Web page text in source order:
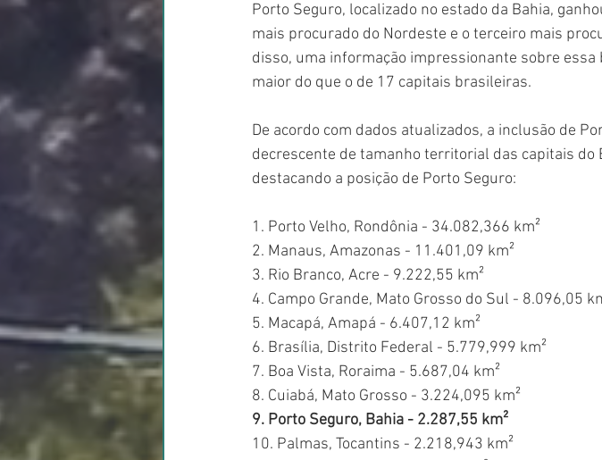
Porto Seguro, localizado no estado da Bahia,
mais procurado do Nordeste e o terceiro mais
disso, uma informação impressionante sobre
maior do que o de 17 capitais brasileiras.
De acordo com dados atualizados, a inclusão de
decrescente de tamanho territorial das capitais do
destacando a posição de Porto Seguro:
1. Porto Velho, Rondônia - 34.082,366 km²
2. Manaus, Amazonas - 11.401,09 km²
3. Rio Branco, Acre - 9.222,55 km²
4. Campo Grande, Mato Grosso do Sul - 8.096,05
5. Macapá, Amapá - 6.407,12 km²
6. Brasília, Distrito Federal - 5.779,999 km²
7. Boa Vista, Roraima - 5.687,04 km²
8. Cuiabá, Mato Grosso - 3.224,095 km²
9. Porto Seguro, Bahia - 2.287,55 km²
10. Palmas, Tocantins - 2.218,943 km²